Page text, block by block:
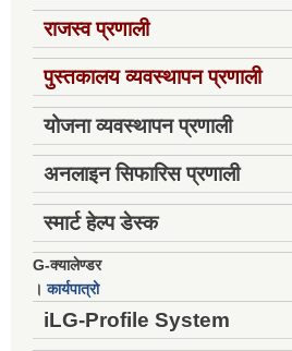
राजस्व प्रणाली
पुस्तकालय व्यवस्थापन प्रणाली
योजना व्यवस्थापन प्रणाली
अनलाइन सिफारिस प्रणाली
स्मार्ट हेल्प डेस्क
G-क्यालेण्डर
।कार्यपात्रो
iLG-Profile System